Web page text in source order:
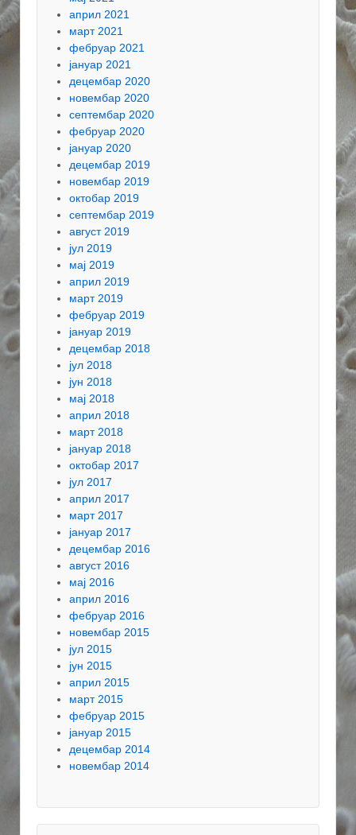
април 2021
март 2021
фебруар 2021
јануар 2021
децембар 2020
новембар 2020
септембар 2020
фебруар 2020
јануар 2020
децембар 2019
новембар 2019
октобар 2019
септембар 2019
август 2019
јул 2019
мај 2019
април 2019
март 2019
фебруар 2019
јануар 2019
децембар 2018
јул 2018
јун 2018
мај 2018
април 2018
март 2018
јануар 2018
октобар 2017
јул 2017
април 2017
март 2017
јануар 2017
децембар 2016
август 2016
мај 2016
април 2016
фебруар 2016
новембар 2015
јул 2015
јун 2015
април 2015
март 2015
фебруар 2015
јануар 2015
децембар 2014
новембар 2014